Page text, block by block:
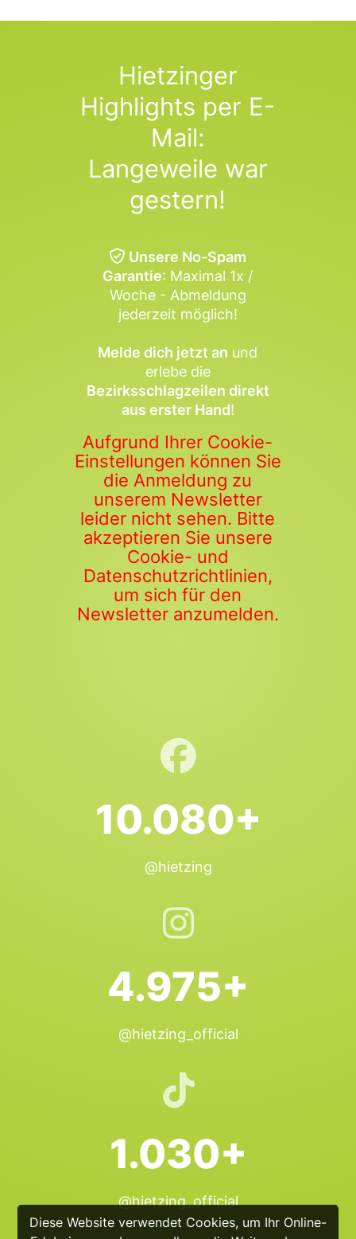
Diese Website verwendet Cookies, um Ihr Online-
Hietzinger
Highlights per E-
Mail:
Langeweile war
gestern!
Unsere No-Spam
Garantie: Maximal 1x /
Woche - Abmeldung
jederzeit möglich!
Melde dich jetzt an und
erlebe die
Bezirksschlagzeilen direkt
aus erster Hand!
Aufgrund Ihrer Cookie-
Einstellungen können Sie
die Anmeldung zu
unserem Newsletter
leider nicht sehen. Bitte
akzeptieren Sie unsere
Cookie- und
Datenschutzrichtlinien,
um sich für den
Newsletter anzumelden.
10.080+
@hietzing
4.975+
@hietzing_official
1.030+
@hietzing_official